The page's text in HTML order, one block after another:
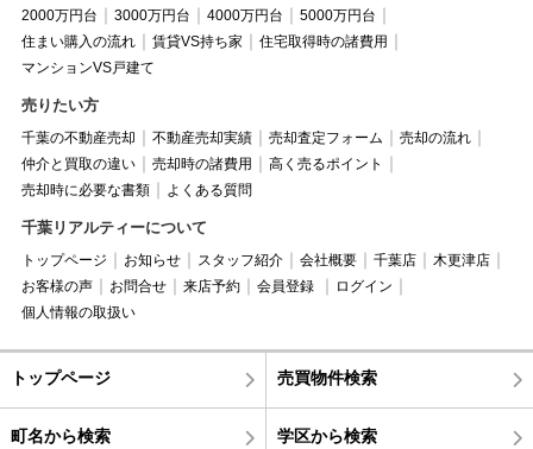
2000万円台
3000万円台 4000万円台
5000万円台
住まい購入の流れ
賃貸VS持ち家
住宅取得時の諸費用
マンションVS戸建て
売りたい方
千葉の不動産売却 不動産売却実績 売却査定フォーム
売却の流れ
仲介と買取の違い
売却時の諸費用
高く売るポイント
売却時に必要な書類
よくある質問
千葉リアルティーについて
トップページ お知らせ スタッフ紹介 会社概要 千葉店
木更津店
お客様の声
お問合せ 来店予約 会員登録
ログイン
個人情報の取扱い
トップページ 売買物件検索
町名から検索 学区から検索